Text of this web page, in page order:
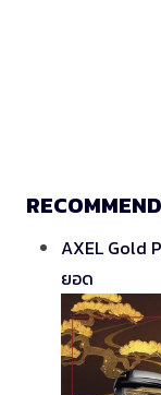
AXEL Gold
ยอด